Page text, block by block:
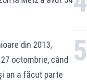
din 2013,
octombrie, când
an a făcut parte
5